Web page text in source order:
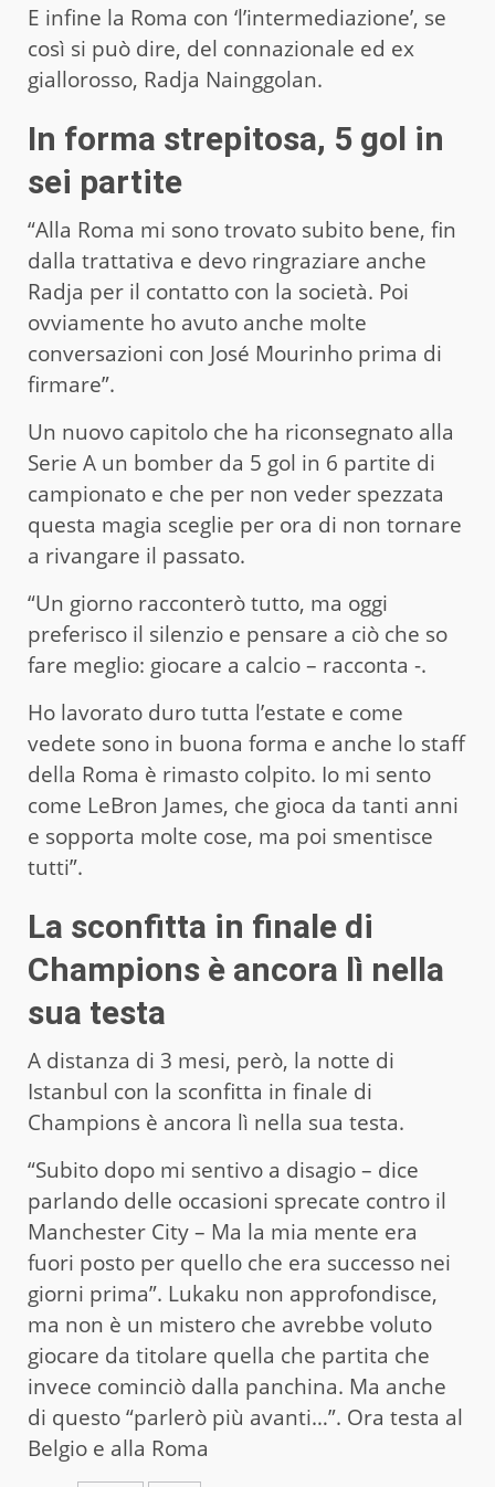
E infine la Roma con ‘l’intermediazione’, se
così si può dire, del connazionale ed ex
giallorosso, Radja Nainggolan.
In forma strepitosa, 5 gol in
sei partite
“Alla Roma mi sono trovato subito bene, fin
dalla trattativa e devo ringraziare anche
Radja per il contatto con la società. Poi
ovviamente ho avuto anche molte
conversazioni con José Mourinho prima di
firmare”.
Un nuovo capitolo che ha riconsegnato alla
Serie A un bomber da 5 gol in 6 partite di
campionato e che per non veder spezzata
questa magia sceglie per ora di non tornare
a rivangare il passato.
“Un giorno racconterò tutto, ma oggi
preferisco il silenzio e pensare a ciò che so
fare meglio: giocare a calcio – racconta -.
Ho lavorato duro tutta l’estate e come
vedete sono in buona forma e anche lo staff
della Roma è rimasto colpito. Io mi sento
come LeBron James, che gioca da tanti anni
e sopporta molte cose, ma poi smentisce
tutti”.
La sconfitta in finale di
Champions è ancora lì nella
sua testa
A distanza di 3 mesi, però, la notte di
Istanbul con la sconfitta in finale di
Champions è ancora lì nella sua testa.
“Subito dopo mi sentivo a disagio – dice
parlando delle occasioni sprecate contro il
Manchester City – Ma la mia mente era
fuori posto per quello che era successo nei
giorni prima”. Lukaku non approfondisce,
ma non è un mistero che avrebbe voluto
giocare da titolare quella che partita che
invece cominciò dalla panchina. Ma anche
di questo “parlerò più avanti…”. Ora testa al
Belgio e alla Roma